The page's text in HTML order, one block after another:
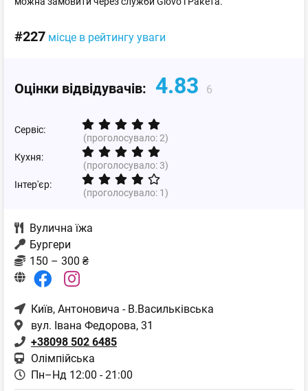
#227 місце в рейтингу уваги
Оцінки відвідувачів: 4.83 6
Сервіс:
(проголосувало:2)
Кухня:
(проголосувало:3)
Інтер'єр:
(проголосувало: 1)
Вулична їжа
Бургери
150 – 300 ₴
Київ, Антоновича - В.Васильківська
вул. Івана Федорова, 31
+38098 502 6485
Олімпійська
Пн–Нд 12:00 - 21:00